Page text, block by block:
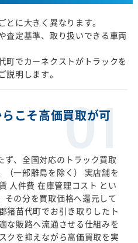
とに大きく異なります。
査定基準、取り扱いできる車両
町でカーネクストがトラックを
明します。
こそ高価買取が可
ず、全国対応のトラック買取
（一部離島を除く） 実店舗を
人件費 在庫管理コスト とい
その分を買取価格へ還元して
猪苗代町でお引き取りしたト
な販路へ流通させる仕組みを
クを抑えながら高価買取を実